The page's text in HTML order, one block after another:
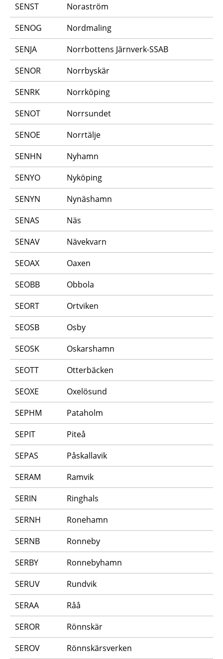
SENST
Noraström
SENOG
Nordmaling
SENJA
Norrbottens Järnverk-SSAB
SENOR
Norrbyskär
SENRK
Norrköping
SENOT
Norrsundet
SENOE
Norrtälje
SENHN
Nyhamn
SENYO
Nyköping
SENYN
Nynäshamn
SENAS
Näs
SENAV
Nävekvarn
SEOAX
Oaxen
SEOBB
Obbola
SEORT
Ortviken
SEOSB
Osby
SEOSK
Oskarshamn
SEOTT
Otterbäcken
SEOXE
Oxelösund
SEPHM
Pataholm
SEPIT
Piteå
SEPAS
Påskallavik
SERAM
Ramvik
SERIN
Ringhals
SERNH
Ronehamn
SERNB
Ronneby
SERBY
Ronnebyhamn
SERUV
Rundvik
SERAA
Råå
SEROR
Rönnskär
SEROV
Rönnskärsverken